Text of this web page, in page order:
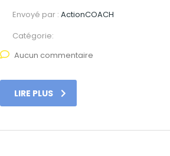
Envoyé par : ActionCOACH
Catégorie:
Aucun commentaire
LIRE PLUS